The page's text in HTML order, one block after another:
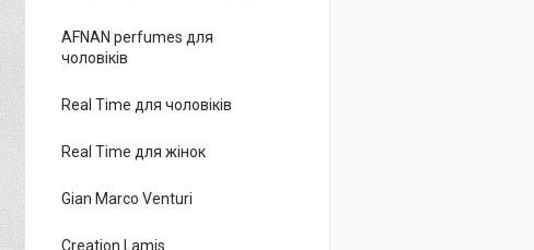
AFNAN perfumes для
чоловіків
Real Time для чоловіків
Real Time для жінок
Gian Marco Venturi
Creation Lamis